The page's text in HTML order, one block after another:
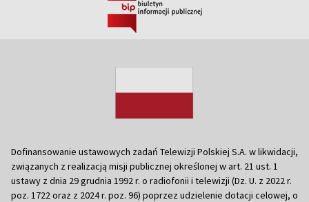
Dofinansowanie ustawowych zadań Telewizji Polskiej S.A. w likwidacji,
związanych z realizacją misji publicznej określonej w art. 21 ust. 1
ustawy z dnia 29 grudnia 1992 r. o radiofonii i telewizji (Dz. U. z 2022 r.
poz. 1722 oraz z 2024 r. poz. 96) poprzez udzielenie dotacji celowej, o